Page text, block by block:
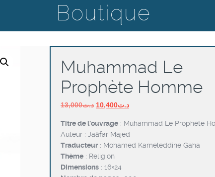
Boutique
Muhammad Le
Prophète Homme
د.ت13,000
Le
initial
était :
د.ت13,000.
د.ت10,400
Le
actuel
est :
د.ت10,400.
Titre de l’ouvrage : Muhammad Le Prophète
Auteur : Jaâfar Majed
Traducteur: Mohamed Kameleddine Gaha
Thème : Religion
Dimensions : 16×24